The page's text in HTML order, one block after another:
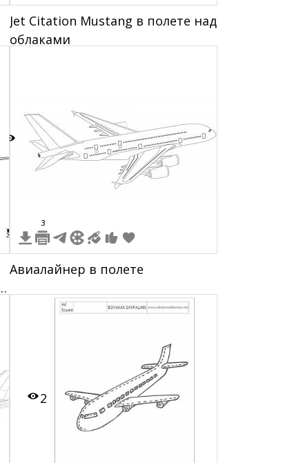
Jet Citation Mustang в полете над
облаками
5
3
Авиалайнер в полете
2